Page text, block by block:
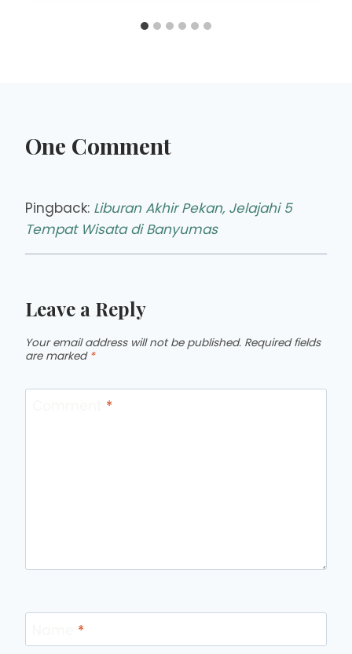
One Comment
Pingback: Liburan Akhir Pekan, Jelajahi 5
Tempat Wisata di Banyumas
Leave a Reply
Your email address will not be published. Required fields
are marked *
*
*